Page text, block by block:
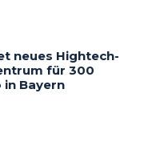
neues Hightech-
für 300
in Bayern